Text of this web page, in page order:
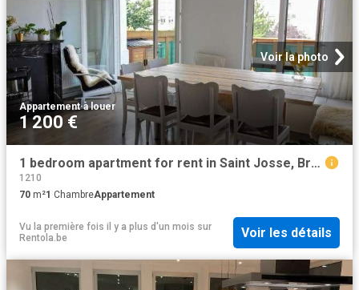
Voir la photo
Appartement·à louer
1 200 €
1 bedroom apartment for rent in Saint Josse, Brussels
1210
70 m²1 ChambreAppartement
Vu la première fois il y a plus d'un mois sur
Rentola.be
Voir les détails